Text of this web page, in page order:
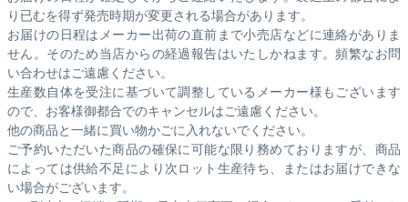
り已むを得ず発売時期が変更される場合があります。
お届けの日程はメーカー出荷の直前まで小売店などに連絡がありま
せん。そのため当店からの経過報告はいたしかねます。頻繁なお問
い合わせはご遠慮ください。
生産数自体を受注に基づいて調整しているメーカー様もございます
ので、お客様御都合でのキャンセルはご遠慮ください。
他の商品と一緒に買い物かごに入れないでください。
ご予約いただいた商品の確保に可能な限り務めておりますが、商品
によっては供給不足により次ロット生産待ち、またはお届けできな
い場合がございます。